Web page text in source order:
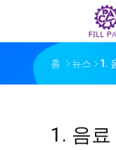
홈 뉴스 1.
1. 음